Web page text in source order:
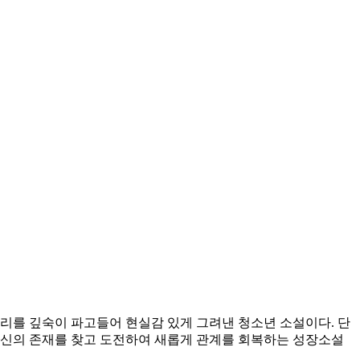
를 깊숙이 파고들어 현실감 있게 그려낸 청소년 소설이다. 단
의 존재를 찾고 도전하여 새롭게 관계를 회복하는 성장소설